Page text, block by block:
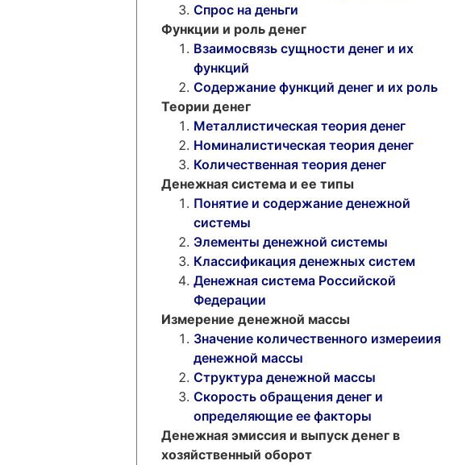
Спрос на деньги
Функции и роль денег
Взаимосвязь сущности денег и их
функций
Содержание функций денег и их роль
Теории денег
Металлистическая теория денег
Номиналистическая теория денег
Количественная теория денег
Денежная система и ее типы
Понятие и содержание денежной
системы
Элементы денежной системы
Классификация денежных систем
Денежная система Российской
Федерации
Измерение денежной массы
Значение количественного измереиия
денежной массы
Структура денежной массы
Скорость обращения денег и
определяющие ее факторы
Денежная эмиссия и выпуск денег в
хозяйственный оборот